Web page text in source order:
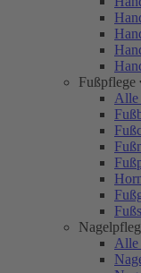
Fußpflege
Alle
Alle